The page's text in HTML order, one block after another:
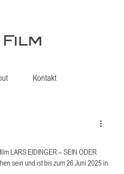
Kontakt
LARS EIDINGER – SEIN ODER
sein und ist bis zum 26.Juni 2025 in